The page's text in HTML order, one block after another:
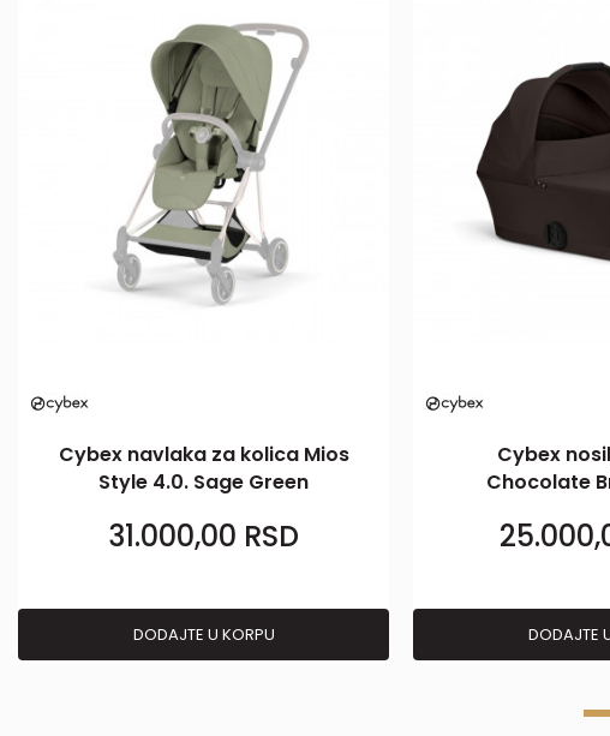
Cybex navlaka za kolica Mios
Style 4.0. Sage Green
31.000,00 RSD
DODAJTE U KORPU
Cybex
Chocolate
DODAJTE